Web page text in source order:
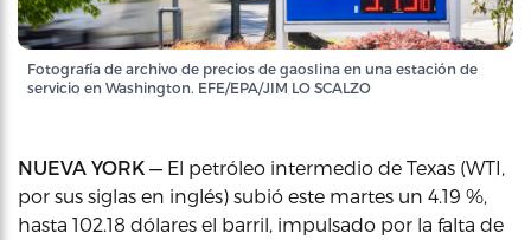
Fotografía de archivo de precios de gaoslina en una estación de
servicio en Washington. EFE/EPA/JIM LO SCALZO
NUEVA YORK — El petróleo intermedio de Texas (WTI,
por sus siglas en inglés) subió este martes un 4.19 %,
hasta 102.18 dólares el barril, impulsado por la falta de